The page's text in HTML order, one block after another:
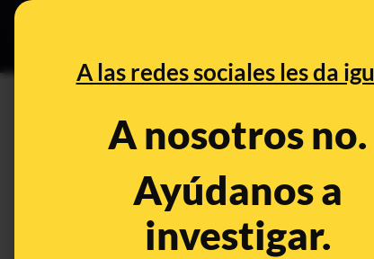
A las redes sociales les da
A nosotros no.
Ayúdanos a
investigar.